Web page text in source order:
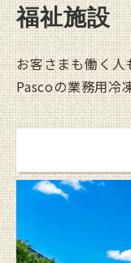
福祉施設
お客さまも働く
Pascoの業務用冷